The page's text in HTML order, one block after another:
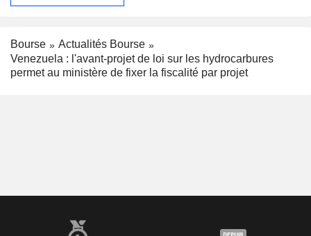
Bourse
Actualités Bourse
Venezuela : l'avant-projet de loi sur les hydrocarbures
permet au ministère de fixer la fiscalité par projet